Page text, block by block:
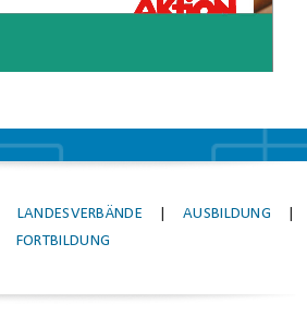
LANDESVERBÄNDE AUSBILDUNG
FORTBILDUNG